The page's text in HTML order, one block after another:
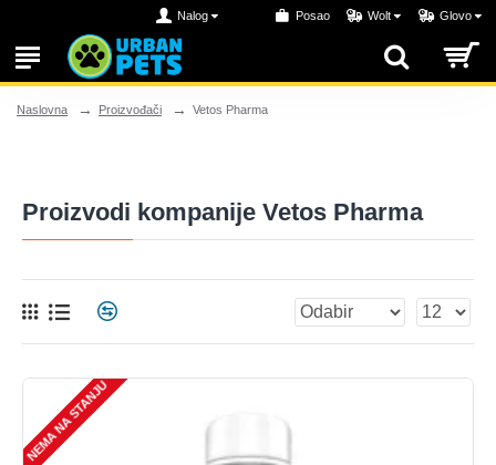
Nalog Posao Wolt Glovo
Naslovna Proizvođači Vetos Pharma
Proizvodi kompanije Vetos Pharma
NEMA NA STANJU